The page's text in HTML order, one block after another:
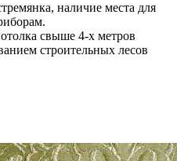
наличие места для
свыше 4-х метров
строительных лесов